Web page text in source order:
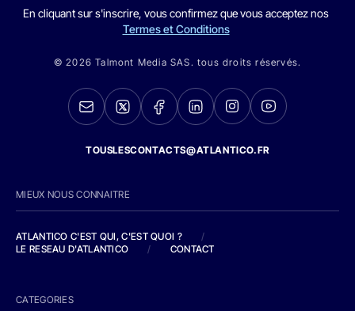
En cliquant sur s'inscrire, vous confirmez que vous acceptez nos
Termes et Conditions
© 2026 Talmont Media SAS. tous droits réservés.
TOUSLESCONTACTS@ATLANTICO.FR
MIEUX NOUS CONNAITRE
ATLANTICO C'EST QUI, C'EST QUOI ?
/
LE RESEAU D'ATLANTICO
/ CONTACT
CATEGORIES